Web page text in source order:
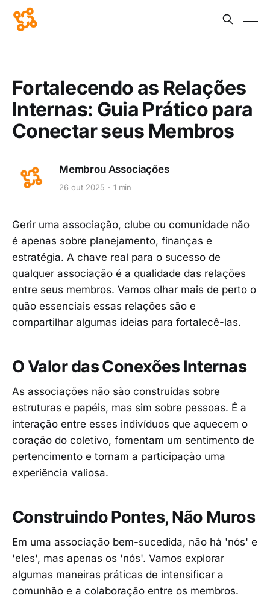
Fortalecendo as Relações
Internas: Guia Prático para
Conectar seus Membros
Membrou Associações
26 out 2025 1 min
Gerir uma associação, clube ou comunidade não
é apenas sobre planejamento, finanças e
estratégia. A chave real para o sucesso de
qualquer associação é a qualidade das relações
entre seus membros. Vamos olhar mais de perto o
quão essenciais essas relações são e
compartilhar algumas ideias para fortalecê-las.
O Valor das Conexões Internas
As associações não são construídas sobre
estruturas e papéis, mas sim sobre pessoas. É a
interação entre esses indivíduos que aquecem o
coração do coletivo, fomentam um sentimento de
pertencimento e tornam a participação uma
experiência valiosa.
Construindo Pontes, Não Muros
Em uma associação bem-sucedida, não há 'nós' e
'eles', mas apenas os 'nós'. Vamos explorar
algumas maneiras práticas de intensificar a
comunhão e a colaboração entre os membros.